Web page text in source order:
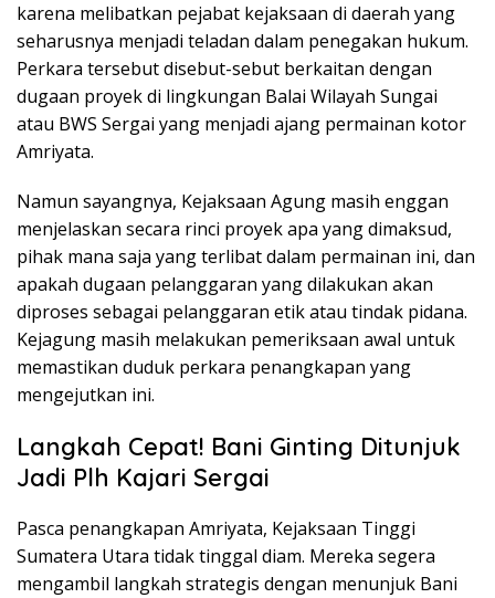
karena melibatkan pejabat kejaksaan di daerah yang
seharusnya menjadi teladan dalam penegakan hukum.
Perkara tersebut disebut-sebut berkaitan dengan
dugaan proyek di lingkungan Balai Wilayah Sungai
atau BWS Sergai yang menjadi ajang permainan kotor
Amriyata.
Namun sayangnya, Kejaksaan Agung masih enggan
menjelaskan secara rinci proyek apa yang dimaksud,
pihak mana saja yang terlibat dalam permainan ini, dan
apakah dugaan pelanggaran yang dilakukan akan
diproses sebagai pelanggaran etik atau tindak pidana.
Kejagung masih melakukan pemeriksaan awal untuk
memastikan duduk perkara penangkapan yang
mengejutkan ini.
Langkah Cepat! Bani Ginting Ditunjuk
Jadi Plh Kajari Sergai
Pasca penangkapan Amriyata, Kejaksaan Tinggi
Sumatera Utara tidak tinggal diam. Mereka segera
mengambil langkah strategis dengan menunjuk Bani